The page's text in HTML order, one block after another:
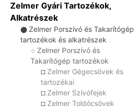
Zelmer Gyári Tartozékok,
Alkatrészek
⚫ Zelmer Porszívó és Takarítógép
tartozékok és alkatrészek
♢ Zelmer Porszívó és
Takarítógép tartozékok
☐ Zelmer Gégecsövek és
tartozékai
☐ Zelmer Szívófejek
☐ Zelmer Toldócsövek